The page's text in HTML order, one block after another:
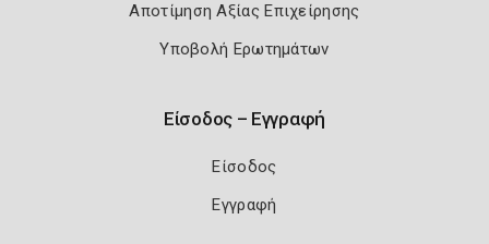
Αποτίμηση Αξίας Επιχείρησης
Υποβολή Ερωτημάτων
Είσοδος – Εγγραφή
Είσοδος
Εγγραφή